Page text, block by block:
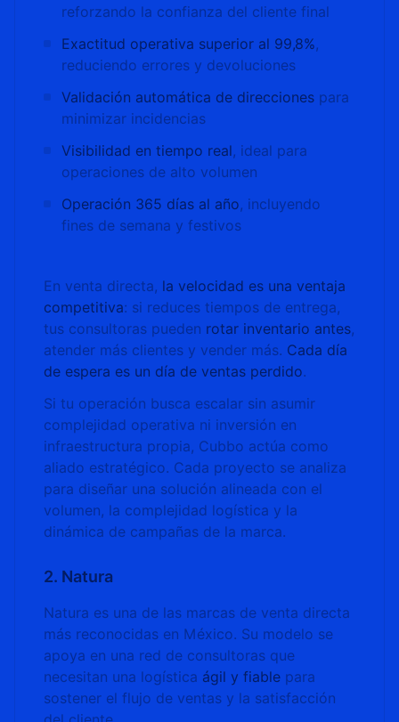
reforzando la confianza del cliente final
Exactitud operativa superior al 99,8%,
reduciendo errores y devoluciones
Validación automática de direcciones para
minimizar incidencias
Visibilidad en tiempo real, ideal para
operaciones de alto volumen
Operación 365 días al año, incluyendo
fines de semana y festivos
En venta directa, la velocidad es una ventaja
competitiva: si reduces tiempos de entrega,
tus consultoras pueden rotar inventario antes,
atender más clientes y vender más. Cada día
de espera es un día de ventas perdido.
Si tu operación busca escalar sin asumir
complejidad operativa ni inversión en
infraestructura propia, Cubbo actúa como
aliado estratégico. Cada proyecto se analiza
para diseñar una solución alineada con el
volumen, la complejidad logística y la
dinámica de campañas de la marca.
2. Natura
Natura es una de las marcas de venta directa
más reconocidas en México. Su modelo se
apoya en una red de consultoras que
necesitan una logística ágil y fiable para
sostener el flujo de ventas y la satisfacción